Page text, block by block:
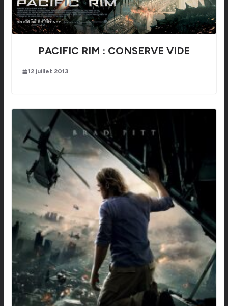
PACIFIC RIM : CONSERVE VIDE
12 juillet 2013